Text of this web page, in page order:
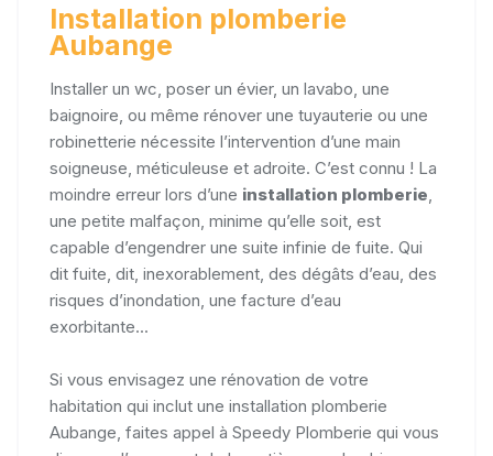
Installation plomberie
Aubange
Installer un wc, poser un évier, un lavabo, une
baignoire, ou même rénover une tuyauterie ou une
robinetterie nécessite l’intervention d’une main
soigneuse, méticuleuse et adroite. C’est connu ! La
moindre erreur lors d’une installation plomberie
une petite malfaçon, minime qu’elle soit, est
capable d’engendrer une suite infinie de fuite. Qui
dit fuite, dit, inexorablement, des dégâts d’eau, des
risques d’inondation, une facture d’eau
exorbitante...
Si vous envisagez une rénovation de votre
habitation qui inclut une installation plomberie
Aubange, faites appel à Speedy Plomberie qui vous